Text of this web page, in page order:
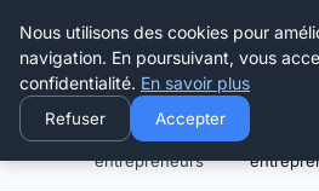
Henry Panky
Conseils pour
entrepreneurs
Les
Nous utilisons des cookies pour
navigation. En poursuivant, vous
confidentialité. En savoir plus
Refuser Accepter